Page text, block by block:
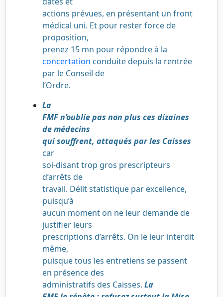
actions prévues, en présentant un front
médical uni. Et pour rester force de
proposition,
prenez 15 mn pour répondre à la
concertation conduite depuis la rentrée
par le Conseil de
l’Ordre.
La
FMF n’oublie pas non plus ces dizaines
de médecins
qui souffrent, attaqués par les Caisses
car
soi-disant trop gros prescripteurs
d’arrêts de
travail. Délit statistique par excellence,
puisqu’à
aucun moment on ne leur demande de
justifier leurs
prescriptions d’arrêts. On le leur interdit
même,
puisque tous les entretiens se passent
en présence des
administratifs des Caisses. La